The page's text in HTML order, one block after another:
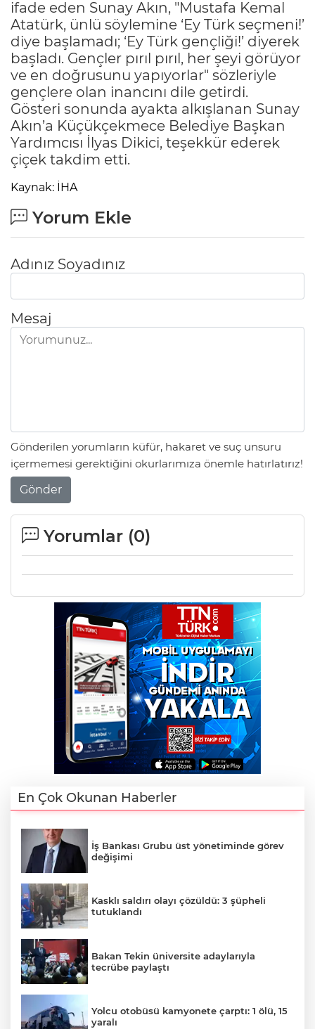
ifade eden Sunay Akın, "Mustafa Kemal
Atatürk, ünlü söylemine ‘Ey Türk seçmeni!’
diye başlamadı; ‘Ey Türk gençliği!’ diyerek
başladı. Gençler pırıl pırıl, her şeyi görüyor
ve en doğrusunu yapıyorlar" sözleriyle
gençlere olan inancını dile getirdi.
Gösteri sonunda ayakta alkışlanan Sunay
Akın’a Küçükçekmece Belediye Başkan
Yardımcısı İlyas Dikici, teşekkür ederek
çiçek takdim etti.
Kaynak: İHA
Yorum Ekle
Adınız Soyadınız
Mesaj
Gönderilen yorumların küfür, hakaret ve suç unsuru
içermemesi gerektiğini okurlarımıza önemle hatırlatırız!
Gönder
Yorumlar (0)
En Çok Okunan Haberler
İş Bankası Grubu üst yönetiminde görev
değişimi
Kasklı saldırı olayı çözüldü: 3 şüpheli
tutuklandı
Bakan Tekin üniversite adaylarıyla
tecrübe paylaştı
Yolcu otobüsü kamyonete çarptı: 1 ölü, 15
yaralı